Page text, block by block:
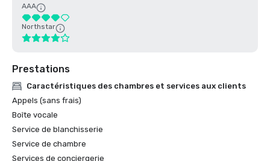
AAA
Northstar
Prestations
Caractéristiques des chambres et services aux clients
Appels (sans frais)
Boîte vocale
Service de blanchisserie
Service de chambre
Services de conciergerie